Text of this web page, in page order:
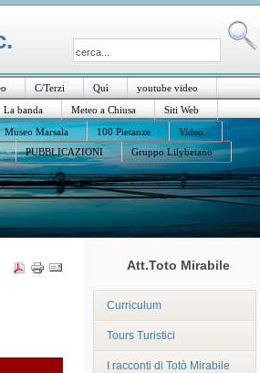
C/Terzi Quì
youtube video
La banda Meteo a Chiusa
Siti Web
Museo Marsala 100 Pietanze
Video
PUBBLICAZIONI Gruppo Lilybetano
Att.Toto Mirabile
Curriculum
Tours Turistici
I racconti di Totò Mirabile